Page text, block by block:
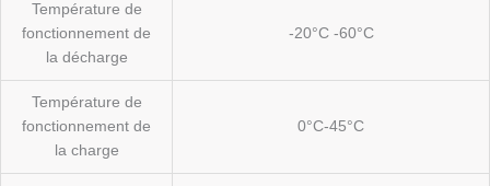
Température de
fonctionnement de
la décharge
-20°C -60°C
Température de
fonctionnement de
la charge
0°C-45°C